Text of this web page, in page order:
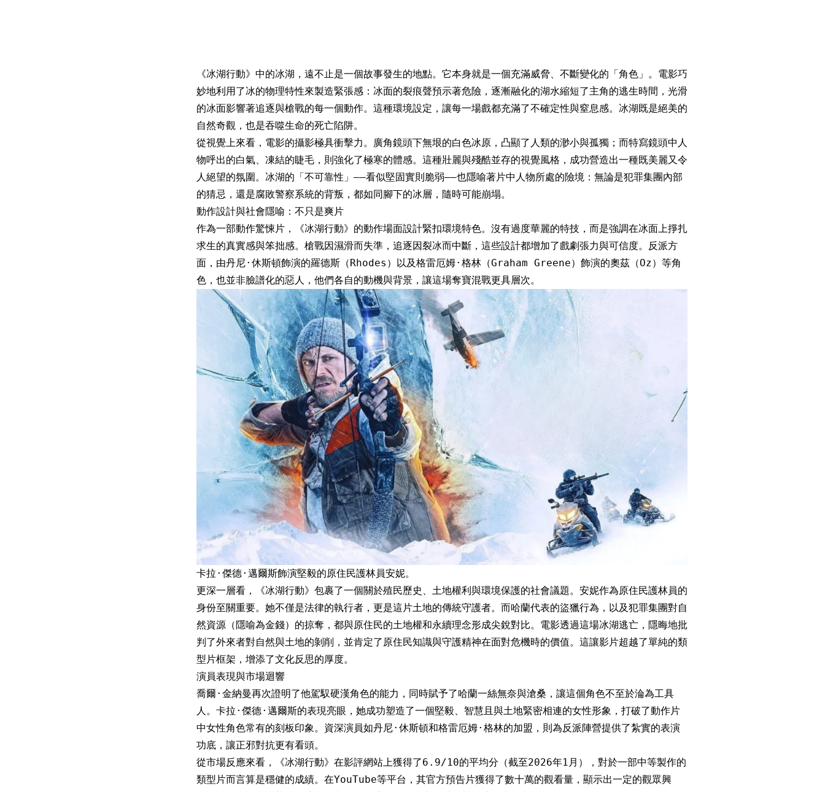
《冰湖行動》中的冰湖，遠不止是一個故事發生的地點。它本身就是一個充滿威脅、不斷變化的「角色」。電影巧
妙地利用了冰的物理特性來製造緊張感：冰面的裂痕聲預示著危險，逐漸融化的湖水縮短了主角的逃生時間，光滑
的冰面影響著追逐與槍戰的每一個動作。這種環境設定，讓每一場戲都充滿了不確定性與窒息感。冰湖既是絕美的
自然奇觀，也是吞噬生命的死亡陷阱。
從視覺上來看，電影的攝影極具衝擊力。廣角鏡頭下無垠的白色冰原，凸顯了人類的渺小與孤獨；而特寫鏡頭中人
物呼出的白氣、凍結的睫毛，則強化了極寒的體感。這種壯麗與殘酷並存的視覺風格，成功營造出一種既美麗又令
人絕望的氛圍。冰湖的「不可靠性」——看似堅固實則脆弱——也隱喻著片中人物所處的險境：無論是犯罪集團內部
的猜忌，還是腐敗警察系統的背叛，都如同腳下的冰層，隨時可能崩塌。
動作設計與社會隱喻：不只是爽片
作為一部動作驚悚片，《冰湖行動》的動作場面設計緊扣環境特色。沒有過度華麗的特技，而是強調在冰面上掙扎
求生的真實感與笨拙感。槍戰因濕滑而失準，追逐因裂冰而中斷，這些設計都增加了戲劇張力與可信度。反派方
面，由丹尼·休斯頓飾演的羅德斯（Rhodes）以及格雷厄姆·格林（Graham Greene）飾演的奧茲（Oz）等角
色，也並非臉譜化的惡人，他們各自的動機與背景，讓這場奪寶混戰更具層次。
卡拉·傑德·邁爾斯飾演堅毅的原住民護林員安妮。
更深一層看，《冰湖行動》包裹了一個關於殖民歷史、土地權利與環境保護的社會議題。安妮作為原住民護林員的
身份至關重要。她不僅是法律的執行者，更是這片土地的傳統守護者。而哈蘭代表的盜獵行為，以及犯罪集團對自
然資源（隱喻為金錢）的掠奪，都與原住民的土地權和永續理念形成尖銳對比。電影透過這場冰湖逃亡，隱晦地批
判了外來者對自然與土地的剝削，並肯定了原住民知識與守護精神在面對危機時的價值。這讓影片超越了單純的類
型片框架，增添了文化反思的厚度。
演員表現與市場迴響
喬爾·金納曼再次證明了他駕馭硬漢角色的能力，同時賦予了哈蘭一絲無奈與滄桑，讓這個角色不至於淪為工具
人。卡拉·傑德·邁爾斯的表現亮眼，她成功塑造了一個堅毅、智慧且與土地緊密相連的女性形象，打破了動作片
中女性角色常有的刻板印象。資深演員如丹尼·休斯頓和格雷厄姆·格林的加盟，則為反派陣營提供了紮實的表演
功底，讓正邪對抗更有看頭。
從市場反應來看，《冰湖行動》在影評網站上獲得了6.9/10的平均分（截至2026年1月），對於一部中等製作的
類型片而言算是穩健的成績。在YouTube等平台，其官方預告片獲得了數十萬的觀看量，顯示出一定的觀眾興